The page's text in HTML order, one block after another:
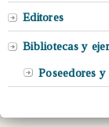
Editores
Bibliotecas y
Poseedores y